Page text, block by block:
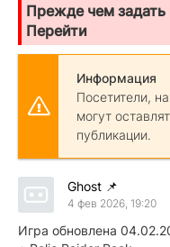
Прежде чем задать
Перейти
Информация
Посетители,
могут
публикации.
Ghost 📌
4 фев 2026, 19:20
Игра обновлена